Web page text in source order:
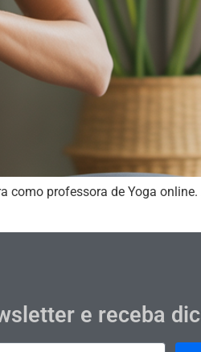
professora de Yoga
e receba